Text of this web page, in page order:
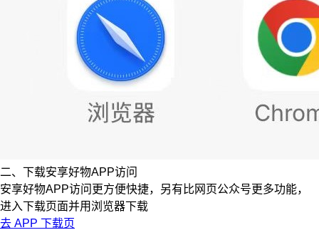
二、下载安享好物APP访问
安享好物APP访问更方便快捷，另有比网页公众号更多功能，
进入下载页面并用浏览器下载
去 APP 下载页